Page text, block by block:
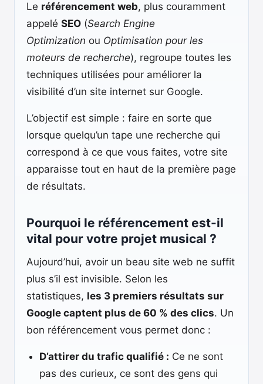
Le référencement web, plus couramment
appelé SEO (Search Engine
Optimization ou Optimisation pour les
moteurs de recherche), regroupe toutes les
techniques utilisées pour améliorer la
visibilité d’un site internet sur Google.
L’objectif est simple : faire en sorte que
lorsque quelqu’un tape une recherche qui
correspond à ce que vous faites, votre site
apparaisse tout en haut de la première page
de résultats.
Pourquoi le référencement est-il
vital pour votre projet musical ?
Aujourd’hui, avoir un beau site web ne suffit
plus s’il est invisible. Selon les
statistiques, les 3 premiers résultats sur
Google captent plus de 60 % des clics. Un
bon référencement vous permet donc :
D’attirer du trafic qualifié : Ce ne sont
pas des curieux, ce sont des gens qui